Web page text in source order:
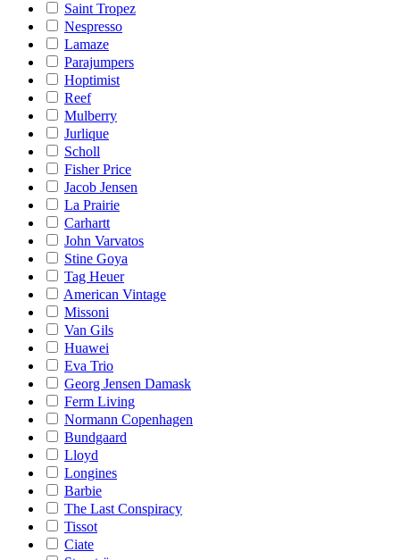
Saint Tropez
Nespresso
Lamaze
Parajumpers
Hoptimist
Reef
Mulberry
Jurlique
Scholl
Fisher Price
Jacob Jensen
La Prairie
Carhartt
John Varvatos
Stine Goya
Tag Heuer
American Vintage
Missoni
Van Gils
Huawei
Eva Trio
Georg Jensen Damask
Ferm Living
Normann Copenhagen
Bundgaard
Lloyd
Longines
Barbie
The Last Conspiracy
Tissot
Ciate